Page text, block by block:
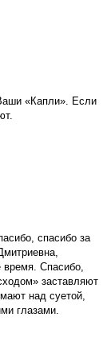
«Капли». Если
спасибо за
Спасибо,
заставляют
над суетой,
глазами.